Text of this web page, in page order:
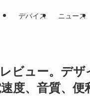
デバイス ニュース
ビュー。デ
度、音質、便